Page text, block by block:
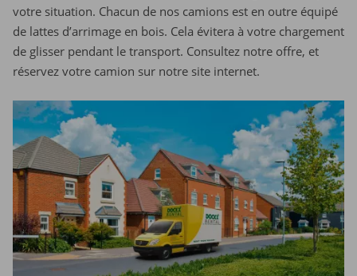
votre situation. Chacun de nos camions est en outre équipé
de lattes d’arrimage en bois. Cela évitera à votre chargement
de glisser pendant le transport. Consultez notre offre, et
réservez votre camion sur notre site internet.